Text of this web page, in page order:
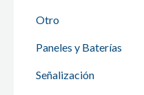
Otro
Paneles y Baterías
Señalización